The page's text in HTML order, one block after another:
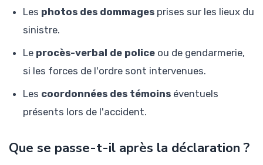
Les photos des dommages prises sur les lieux du
sinistre.
Le procès-verbal de police ou de gendarmerie,
si les forces de l'ordre sont intervenues.
Les coordonnées des témoins éventuels
présents lors de l'accident.
Que se passe-t-il après la déclaration ?